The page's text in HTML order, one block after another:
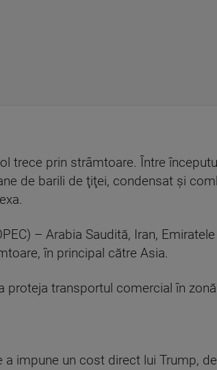
trece prin strâmtoare. Între
de barili de ţiţei, condensat şi
– Arabia Saudită, Iran,
în principal către Asia.
proteja transportul comercial în
impune un cost direct lui Trump,